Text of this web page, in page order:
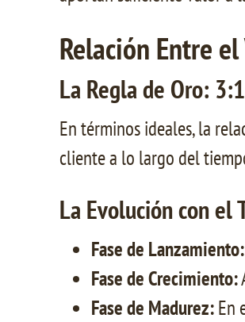
Relación Entre
La Regla de Oro: 3:1
En términos ideales, la
cliente a lo largo del
La Evolución con el
Fase de Lanzamiento:
Fase de Crecimiento:
Fase de Madurez:En